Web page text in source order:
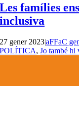
Les famílies
inclusiva
27 gener 2023|aFFaC
POLÍTICA,Jo també hi